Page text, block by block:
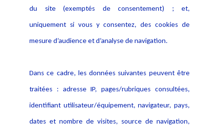
Notice Légale
Politique de protection des
données
Publications
du site (exemptés de consentement) ; et,
uniquement si vous y consentez, des cookies de
mesure d’audience et d’analyse de navigation.
Dans ce cadre, les données suivantes peuvent être
traitées : adresse IP, pages/rubriques consultées,
identifiant utilisateur/équipement, navigateur, pays,
dates et nombre de visites, source de navigation,